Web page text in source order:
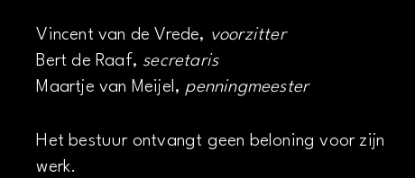
Vincent van de Vrede, voorzitter
Bert de Raaf, secretaris
Maartje van Meijel, penningmeester
Het bestuur ontvangt geen beloning voor zijn
werk.